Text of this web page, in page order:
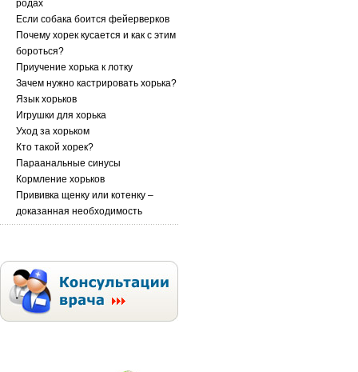
родах
Если собака боится фейерверков
Почему хорек кусается и как с этим
бороться?
Приучение хорька к лотку
Зачем нужно кастрировать хорька?
Язык хорьков
Игрушки для хорька
Уход за хорьком
Кто такой хорек?
Параанальные синусы
Кормление хорьков
Прививка щенку или котенку –
доказанная необходимость